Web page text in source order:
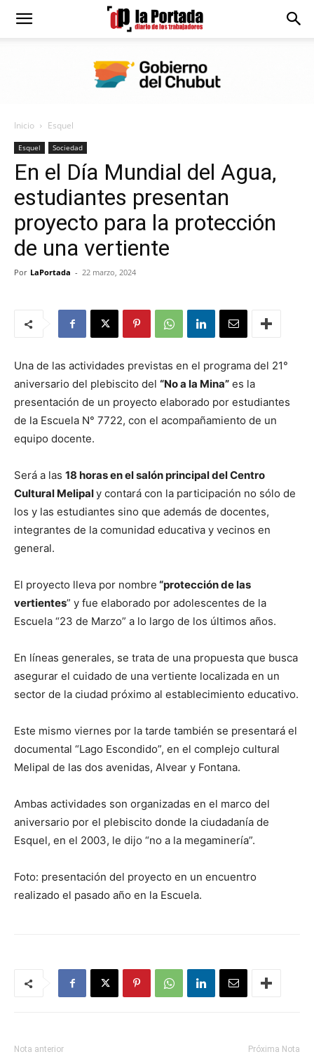
Diario
Portada
Inicio Esquel
Esquel Sociedad
En el Día Mundial del Agua,
estudiantes presentan
proyecto para la protección
de una vertiente
Por LaPortada - 22 marzo, 2024
Una de las actividades previstas en el programa del 21°
aniversario del plebiscito del “No a la Mina” es la
presentación de un proyecto elaborado por estudiantes
de la Escuela N° 7722, con el acompañamiento de un
equipo docente.
Será a las 18 horas en el salón principal del Centro
Cultural Melipaly contará con la participación no sólo de
los y las estudiantes sino que además de docentes,
integrantes de la comunidad educativa y vecinos en
general.
El proyecto lleva por nombre “protección de las
vertientes” y fue elaborado por adolescentes de la
Escuela “23 de Marzo” a lo largo de los últimos años.
En líneas generales, se trata de una propuesta que busca
asegurar el cuidado de una vertiente localizada en un
sector de la ciudad próximo al establecimiento educativo.
Este mismo viernes por la tarde también se presentará el
documental “Lago Escondido”, en el complejo cultural
Melipal de las dos avenidas, Alvear y Fontana.
Ambas actividades son organizadas en el marco del
aniversario por el plebiscito donde la ciudadanía de
Esquel, en el 2003, le dijo “no a la megaminería”.
Foto: presentación del proyecto en un encuentro
realizado el pasado año en la Escuela.
Nota anterior Próxima Nota